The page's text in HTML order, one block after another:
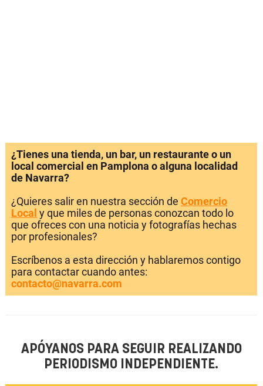
¿Tienes una tienda, un bar, un restaurante o un
local comercial en Pamplona o alguna localidad
de Navarra?
¿Quieres salir en nuestra sección de Comercio
Local y que miles de personas conozcan todo lo
que ofreces con una noticia y fotografías hechas
por profesionales?
Escríbenos a esta dirección y hablaremos contigo
para contactar cuando antes:
contacto@navarra.com
APÓYANOS PARA SEGUIR REALIZANDO
PERIODISMO INDEPENDIENTE.